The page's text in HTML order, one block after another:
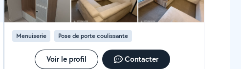
Menuiserie Pose de porte coulissante
Voir le profil Contacter